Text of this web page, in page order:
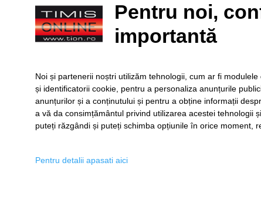
Lucia
Reply
SERVICII
Pentru noi,
importantă
Noi și partenerii noștri utilizăm tehnologii, cum ar fi
și identificatorii cookie, pentru a personaliza anunțurile
anunțurilor și a conținutului și pentru a obține informații
a vă da consimțământul privind utilizarea acestei tehnologii
puteți răzgândi și puteți schimba opțiunile în orice moment,
Pentru detalii apasati aici